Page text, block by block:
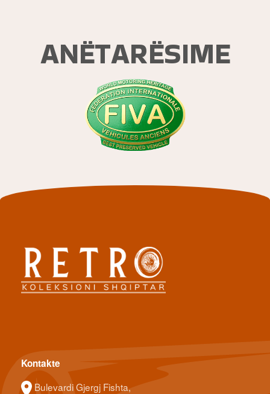
ANËTARËSIME
Kontakte
Bulevardi Gjergj Fishta,